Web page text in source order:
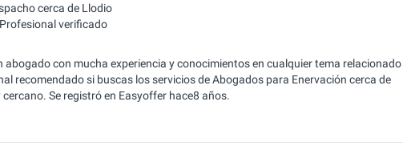
cerca de Llodio
Profesional verificado
abogado con mucha experiencia y conocimientos en cualquier tema relacionado
recomendado si buscas los servicios de Abogados para Enervación cerca de
Se registró en Easyoffer hace8 años.